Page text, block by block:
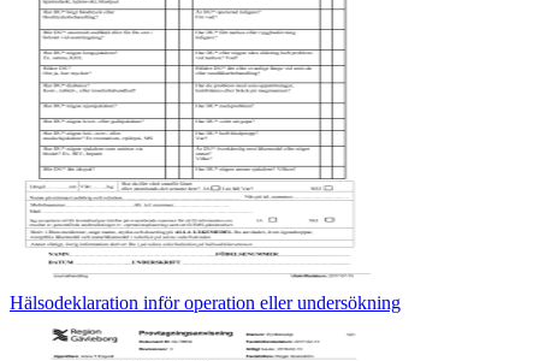
Hälsodeklaration inför operation eller undersökning